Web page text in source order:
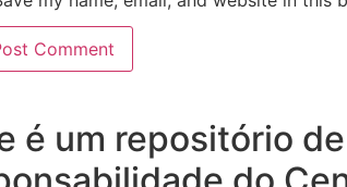
é um repositório